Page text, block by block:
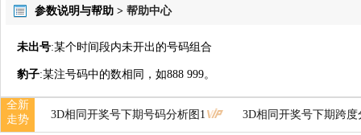
参数说明与帮助 > 帮助中心
未出号:某个时间段内未开出的号码组合
豹子:某注号码中的数相同，如888 999。
全新
走势
3D相同开奖号下期号码分析图1 3D相同开奖号下期跨度